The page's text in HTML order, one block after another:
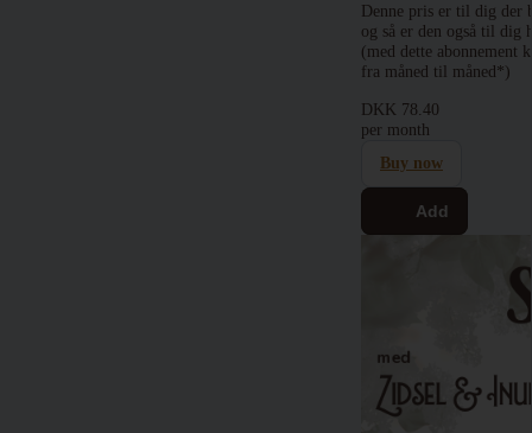
Denne pris er til dig der
og så er den også til dig
(med dette abonnement
fra måned til måned*)
DKK 78.40
per month
Buy now
Add